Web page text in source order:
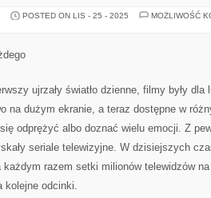
POSTED ON LIS - 25 - 2025
MOŻLIWOŚĆ
ujrzały światło dzienne, filmy były
na dużym ekranie, a teraz dostępne w
odprężyć albo doznać wielu emocji. Z
seriale telewizyjne. W dzisiejszych
każdym razem setki milionów telewidzów
kolejne odcinki.